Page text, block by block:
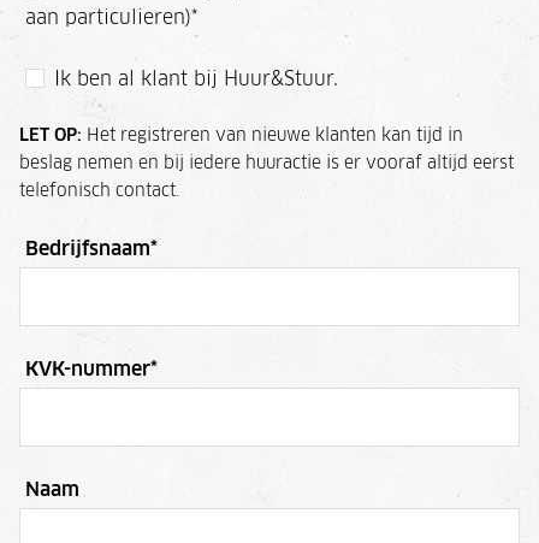
aan particulieren)*
Ik ben al klant bij Huur&Stuur.
LET OP: Het registreren van nieuwe klanten kan tijd in
beslag nemen en bij iedere huuractie is er vooraf altijd eerst
telefonisch contact.
Bedrijfsnaam*
KVK-nummer*
Naam